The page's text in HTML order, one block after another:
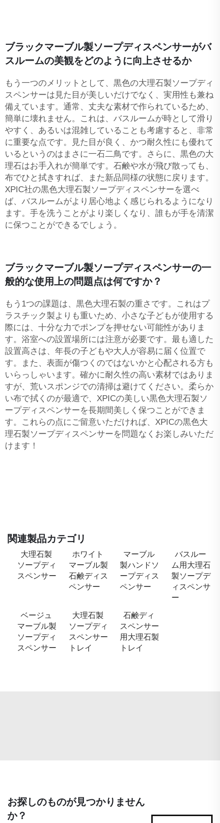
ブラックマーブル製ソープディスペンサーがバ
スルームの美観をどのように向上させるか
もう一つのメリットとして、黒色の大理石製ソープディ
スペンサーは見た目が美しいだけでなく、実用性も兼ね
備えています。通常、丈夫な素材で作られているため、
簡単に壊れません。これは、バスルームが時として滑り
やすく、あるいは混雑していることも考慮すると、非常
に重要な点です。見た目が良く、かつ耐久性にも優れて
いるというのはまさに一石二鳥です。さらに、黒色の大
理石はお手入れが簡単です。石鹸や水が飛び散っても、
布でひと拭きすれば、また新品同様の状態に戻ります。
XPIC社の黒色大理石製ソープディスペンサーを選べ
ば、バスルームがより居心地よく感じられるようになり
ます。手を洗うことがより楽しくなり、誰もが手を清潔
に保つことができるでしょう。
ブラックマーブル製ソープディスペンサーの一
般的な使用上の問題点は何ですか？
もう1つの課題は、黒色大理石製の重さです。これはプ
ラスチック製よりも重いため、小さな子どもが使用する
際には、十分な力でポンプを押せない可能性がありま
す。浴室への設置場所には注意が必要です。最も適した
設置高さは、年長の子どもや大人が容易に届く位置で
す。また、表面が傷つくのではないかと心配される方も
いらっしゃいます。確かに耐久性の高い素材ではありま
すが、荒いスポンジでの清掃は避けてください。柔らか
い布で拭くのが最適で、XPICの美しい黒色大理石製ソ
ープディスペンサーを長期間美しく保つことができま
す。これらの点にご留意いただければ、XPICの黒色大
理石製ソープディスペンサーを問題なくお楽しみいただ
けます！
関連製品カテゴリ
大理石製
ソープディ
スペンサー
ホワイト
マーブル製
石鹸ディス
ペンサー
マーブル
製ハンドソ
ープディス
ペンサー
バスルー
ム用大理石
製ソープデ
ィスペンサ
ー
ベージュ
マーブル製
ソープディ
スペンサー
大理石製
ソープディ
スペンサー
トレイ
石鹸ディ
スペンサー
用大理石製
トレイ
お探しのものが見つかりません
か？